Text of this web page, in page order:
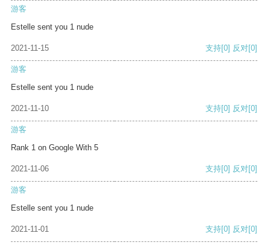
游客
Estelle sent you 1 nude
2021-11-15 支持[0] 反对[0]
游客
Estelle sent you 1 nude
2021-11-10 支持[0] 反对[0]
游客
Rank 1 on Google With 5
2021-11-06 支持[0] 反对[0]
游客
Estelle sent you 1 nude
2021-11-01 支持[0] 反对[0]